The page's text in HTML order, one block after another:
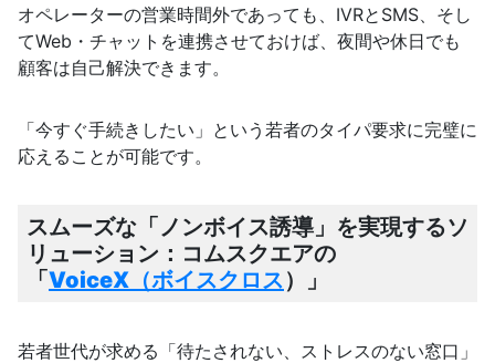
オペレーターの営業時間外であっても、IVRとSMS、そし
てWeb・チャットを連携させておけば、夜間や休日でも
顧客は自己解決できます。
「今すぐ手続きしたい」という若者のタイパ要求に完璧に
応えることが可能です。
スムーズな「ノンボイス誘導」を実現するソ
リューション：コムスクエアの
「VoiceX（ボイスクロス）」
若者世代が求める「待たされない、ストレスのない窓口」